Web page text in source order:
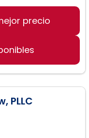
precio
PLLC